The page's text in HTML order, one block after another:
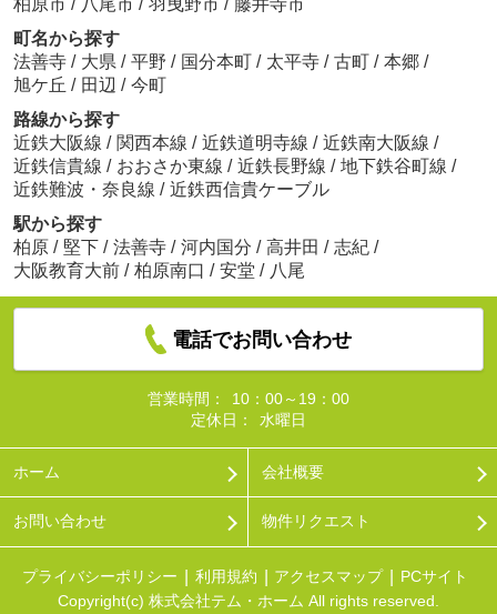
ローソン 柏原旭ヶ丘3丁目店
約977m／13分
約942m／12分
町名から探す
法善寺 / 大県 / 平野 / 国分本町 / 太平寺 / 古町 / 本郷 /
旭ケ丘 / 田辺 / 今町
路線から探す
近鉄大阪線 / 関西本線 / 近鉄道明寺線 / 近鉄南大阪線 /
近鉄信貴線 / おおさか東線 / 近鉄長野線 / 地下鉄谷町線 /
近鉄難波・奈良線 / 近鉄西信貴ケーブル
駅から探す
柏原 / 堅下 / 法善寺 / 河内国分 / 高井田 / 志紀 /
大阪教育大前 / 柏原南口 / 安堂 / 八尾
電話でお問い合わせ
営業時間：
10：00～19：00
定休日：
水曜日
ホーム 会社概要
お問い合わせ 物件リクエスト
プライバシーポリシー 利用規約 アクセスマップ
PCサイト
Copyright(c) 株式会社テム・ホーム All rights reserved.